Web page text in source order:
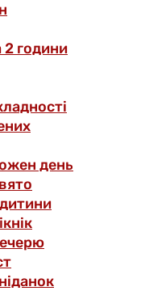
2 години
день